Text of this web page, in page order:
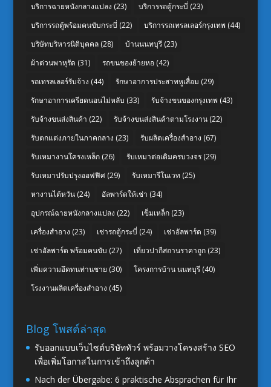
บริการฉายหนังกลางแปลง (23) บริการรถตู้กระบี่ (23)
บริการรถตู้พร้อมคนขับกระบี่ (22) บริการรถเทรลเลอร์กรุงเทพ (44)
บริษัทบริหารนิติบุคคล(28) บ้านนนทบุรี(23)
ผ้าต่วนพาหุรัด (31) รถขนของย้ายหอ(42)
รถเทรลเลอร์รับจ้าง (44) รักษาอาการประสาทหูเสื่อม (29)
รักษาอาการเครียดนอนไม่หลับ (33) รับจ้างขนของกรุงเทพ (43)
รับจ้างขนส่งสินค้า (22) รับจ้างขนส่งสินค้าตามโรงงาน(22)
รับตกแต่งภายในภาคกลาง (23) รับผลิตเครื่องสำอาง (67)
รับเหมางานโครงเหล็ก(26) รับเหมาต่อเติมครบวงจร(29)
รับเหมาปรับปรุงออฟฟิศ(29) รับเหมารีโนเวท (25)
หางานไต้หวัน(24) อัลพาร์ดให้เช่า (34)
อุปกรณ์ฉายหนังกลางแปลง (22) เข็มเหล็ก(23)
เครื่องสำอาง (23) เช่ารถตู้กระบี่ (24) เช่าอัลพาร์ด (39)
เช่าอัลพาร์ด พร้อมคนขับ (27) เที่ยวปากีสถานราคาถูก(23)
เพิ่มความอึดทนท่านชาย (30) โครงการบ้าน นนทบุรี(40)
โรงงานผลิตเครื่องสำอาง (45)
Blog โพสต์ล่าสุด
รับออกแบบเว็บไซต์บริษัททัวร์ พร้อมวางโครงสร้าง SEO
เพื่อเพิ่มโอกาสในการเข้าถึงลูกค้า
Nach der Übergabe: 6 praktische Absprachen für Ihr